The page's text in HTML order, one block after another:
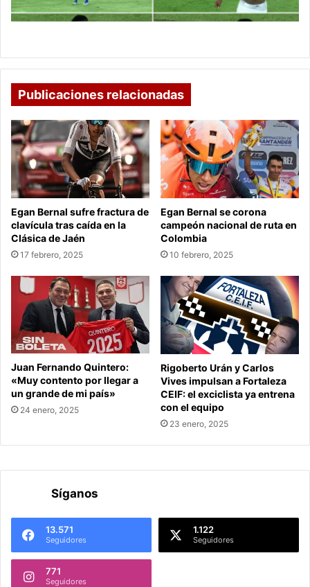
Publicaciones relacionadas
Egan Bernal sufre fractura de
clavícula tras caída en la
Clásica de Jaén
17 febrero, 2025
Egan Bernal se corona
campeón nacional de ruta en
Colombia
10 febrero, 2025
Juan Fernando Quintero:
«Muy contento por llegar a
un grande de mi país»
24 enero, 2025
Rigoberto Urán y Carlos
Vives impulsan a Fortaleza
CEIF: el exciclista ya entrena
con el equipo
23 enero, 2025
Síganos
13.571
Seguidores
1.122
Seguidores
771
Seguidores